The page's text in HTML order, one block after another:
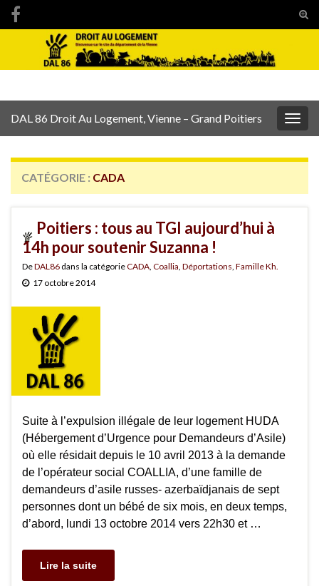
Search for:
DAL 86 Droit Au Logement, Vienne – Grand Poitiers
CATÉGORIE : CADA
Poitiers : tous au TGI aujourd’hui à
14h pour soutenir Suzanna !
DeDAL86 dans la catégorieCADA, Coallia, Déportations, Famille Kh.
17 octobre 2014
Suite à l’expulsion illégale de leur logement HUDA
(Hébergement d’Urgence pour Demandeurs d’Asile)
où elle résidait depuis le 10 avril 2013 à la demande
de l’opérateur social COALLIA, d’une famille de
demandeurs d’asile russes- azerbaïdjanais de sept
personnes dont un bébé de six mois, en deux temps,
d’abord, lundi 13 octobre 2014 vers 22h30 et …
Lire la suite